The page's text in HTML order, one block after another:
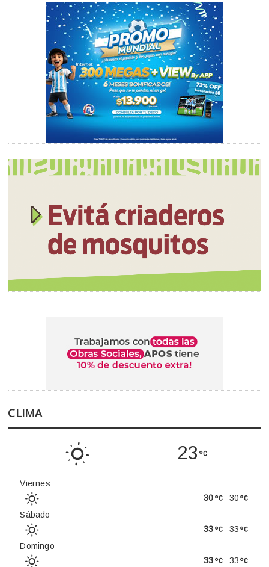
CLIMA
23
Viernes
30
30
Sábado
33
33
Domingo
33
33